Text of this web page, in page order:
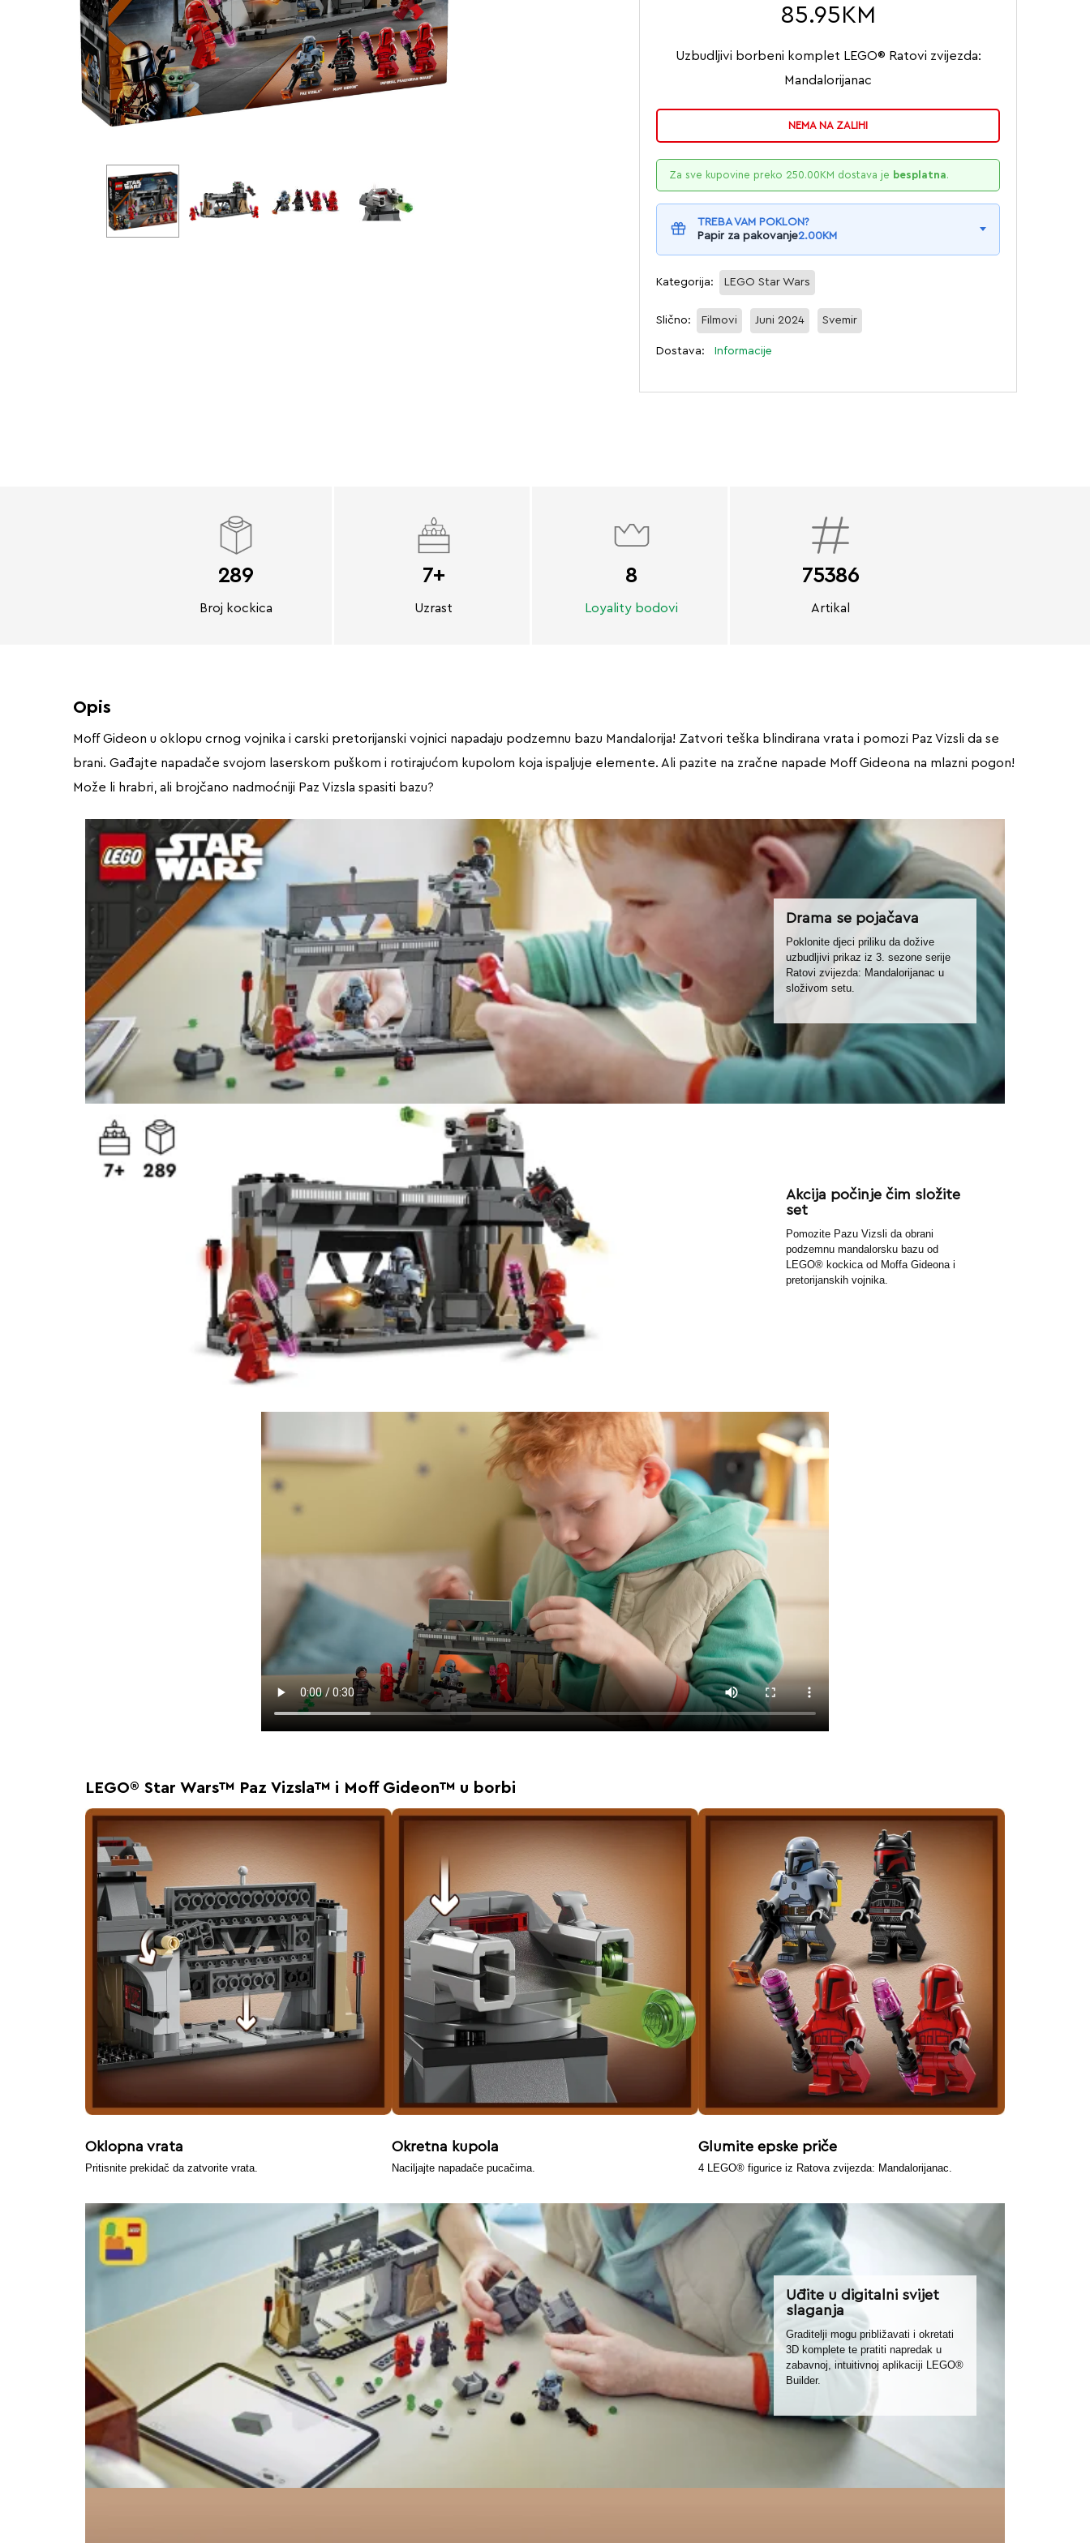
85.95 KM
Uzbudljivi borbeni komplet LEGO® Ratovi zvijezda:
Mandalorijanac
NEMA NA ZALIHI
Za sve kupovine preko 250.00KM dostava je besplatna.
TREBA VAM POKLON?
Papir za pakovanje2.00KM
Kategorija: LEGO Star Wars
Slično: Filmovi Juni 2024 Svemir
Dostava: Informacije
289
Broj kockica
7+
Uzrast
8
Loyality bodovi
75386
Artikal
Opis
Moff Gideon u oklopu crnog vojnika i carski pretorijanski vojnici napadaju podzemnu bazu Mandalorija! Zatvori teška blindirana vrata i pomozi Paz Vizsli da se
brani. Gađajte napadače svojom laserskom puškom i rotirajućom kupolom koja ispaljuje elemente. Ali pazite na zračne napade Moff Gideona na mlazni pogon!
Može li hrabri, ali brojčano nadmoćniji Paz Vizsla spasiti bazu?
Drama se pojačava
Poklonite djeci priliku da dožive
uzbudljivi prikaz iz 3. sezone serije
Ratovi zvijezda: Mandalorijanac u
složivom setu.
Akcija počinje čim složite
set
Pomozite Pazu Vizsli da obrani
podzemnu mandalorsku bazu od
LEGO® kockica od Moffa Gideona i
pretorijanskih vojnika.
LEGO® Star Wars™ Paz Vizsla™ i Moff Gideon™ u borbi
Oklopna vrata
Pritisnite prekidač da zatvorite vrata.
Okretna kupola
Naciljajte napadače pucačima.
Glumite epske priče
4 LEGO® figurice iz Ratova zvijezda: Mandalorijanac.
Uđite u digitalni svijet
slaganja
Graditelji mogu približavati i okretati
3D komplete te pratiti napredak u
zabavnoj, intuitivnoj aplikaciji LEGO®
Builder.